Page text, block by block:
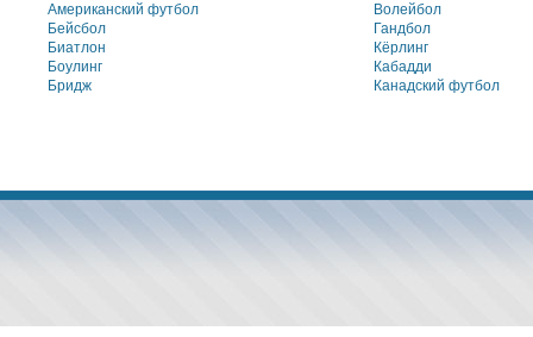
Американский футбол
Бейсбол
Биатлон
Боулинг
Бридж
Волейбол
Гандбол
Кёрлинг
Кабадди
Канадский футбол